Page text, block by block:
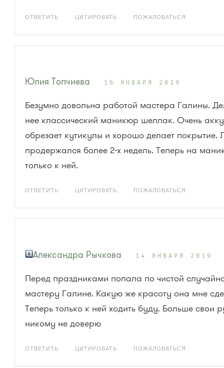
ОТВЕТИТЬ ЦИТИРОВАТЬ ПОЖАЛОВАТЬСЯ
Юлия Топчиева 16 ЯНВАРЯ 2019
Безумно довольна работой мастера Галины.
нее классический маникюр шеллак. Очень
обрезает кутикулы и хорошо делает покрытие.
продержался более 2-х недель. Теперь на
только к ней.
ОТВЕТИТЬ ЦИТИРОВАТЬ ПОЖАЛОВАТЬСЯ
Александра Рычкова 14 ЯНВАРЯ 2019
Перед праздниками попала по чистой
мастеру Галине. Какую же красоту она мне
Теперь только к ней ходить буду. Больше свои
никому не доверю
ОТВЕТИТЬ ЦИТИРОВАТЬ ПОЖАЛОВАТЬСЯ